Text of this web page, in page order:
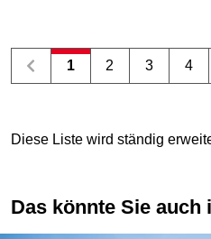
1 2 3 4
Diese Liste wird ständig
Das könnte Sie